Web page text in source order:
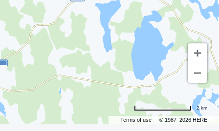
Terms of use © 1987–2026 HERE
2 km